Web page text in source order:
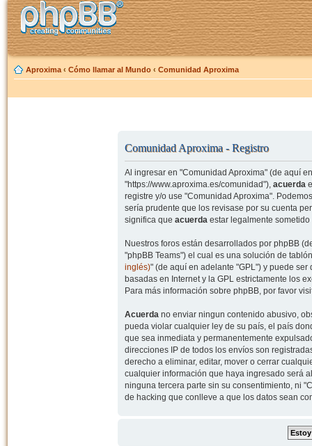
Aproxima ‹ Cómo llamar al Mundo ‹ Comunidad Aproxima
Comunidad Aproxima - Registro
Al ingresar en "Comunidad Aproxima" (de aquí
"https://www.aproxima.es/comunidad"), acuerda
registre y/o use "Comunidad Aproxima".
sería prudente que los revisase por su cuenta
significa que acuerdaestar legalmente sometido
Nuestros foros están desarrollados por phpBB
"phpBB Teams") el cual es una solución de
inglés)" (de aquí en adelante "GPL") y puede
basadas en Internet y la GPL estrictamente los
Para más información sobre phpBB, por favor
Acuerdano enviar ningun contenido abusivo,
pueda violar cualquier ley de su país, el país
que sea inmediata y permanentemente
direcciones IP de todos los envíos son
derecho a eliminar, editar, mover o cerrar
cualquier información que haya ingresado será
ninguna tercera parte sin su consentimiento, ni
de hacking que conlleve a que los datos sean